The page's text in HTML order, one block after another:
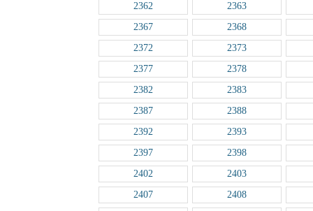
2362
2363
2367
2368
2372
2373
2377
2378
2382
2383
2387
2388
2392
2393
2397
2398
2402
2403
2407
2408